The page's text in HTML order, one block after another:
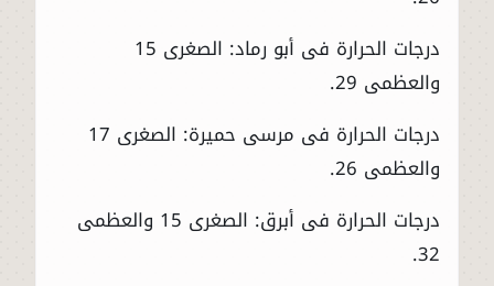
درجات الحرارة فى أبو رماد: الصغرى 15
والعظمى 29.
درجات الحرارة فى مرسى حميرة: الصغرى 17
والعظمى 26.
درجات الحرارة فى أبرق: الصغرى 15 والعظمى
32.